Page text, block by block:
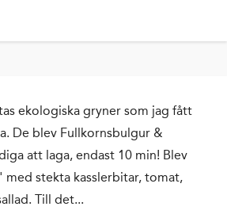
ekologiska gryner som jag fått
De blev Fullkornsbulgur &
att laga, endast 10 min! Blev
stekta kasslerbitar, tomat,
Till det...